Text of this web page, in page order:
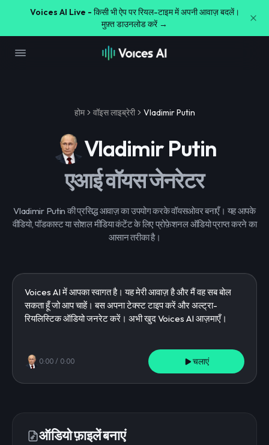
Voices AI Live - किसी भी ऐप पर रियल-टाइम में अपनी आवाज़ बदलें।
मुफ़्त डाउनलोड करें →
होम वॉइस लाइब्रेरी Vladimir Putin
Vladimir Putin
एआई वॉयस जेनरेटर
Vladimir Putin की प्रसिद्ध आवाज़ का उपयोग करके वॉयसओवर बनाएँ। यह आपके
वीडियो, पॉडकास्ट या सोशल मीडिया कंटेंट के लिए प्रोफ़ेशनल ऑडियो प्राप्त करने का
आसान तरीका है।
0:00 / 0:00 चलाएं
ऑडियो फ़ाइलें बनाएं